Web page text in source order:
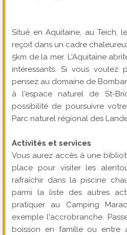
Situé en Aquitaine, au Teich,
reçoit dans un cadre
5km de la mer. L'Aquitaine
intéressants. Si vous voulez
pensez au domaine de
à l'espace naturel de St-
possibilité de poursuivre
Parc naturel régional des
Activités et services
Vous aurez accès à une
place pour visiter les
rafraîchir dans la piscine
parmi la liste des autres
pratiquer au Camping
exemple l'accrobranche.
boisson en famille ou entre